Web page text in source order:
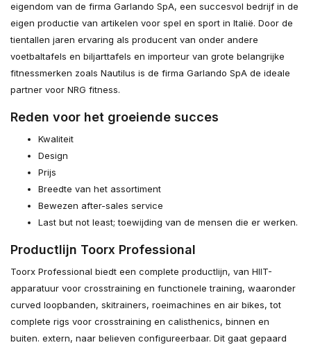
eigendom van de firma Garlando SpA, een succesvol bedrijf in de
eigen productie van artikelen voor spel en sport in Italië. Door de
tientallen jaren ervaring als producent van onder andere
voetbaltafels en biljarttafels en importeur van grote belangrijke
fitnessmerken zoals Nautilus is de firma Garlando SpA de ideale
partner voor NRG fitness.
Reden voor het groeiende succes
Kwaliteit
Design
Prijs
Breedte van het assortiment
Bewezen after-sales service
Last but not least; toewijding van de mensen die er werken.
Productlijn Toorx Professional
Toorx Professional biedt een complete productlijn, van HIIT-
apparatuur voor crosstraining en functionele training, waaronder
curved loopbanden, skitrainers, roeimachines en air bikes, tot
complete rigs voor crosstraining en calisthenics, binnen en
buiten. extern, naar believen configureerbaar. Dit gaat gepaard